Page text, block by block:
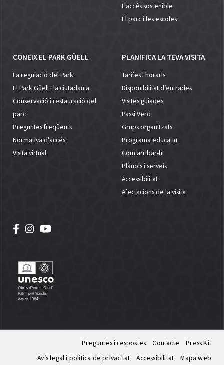
L'accés sostenible
El parc i les escoles
CONEIX EL PARK GÜELL
La regulació del Park
El Park Güell i la ciutadania
Conservació i restauració del
parc
Preguntes freqüents
Normativa d'accés
Visita virtual
PLANIFICA LA TEVA VISITA
Tarifes i horaris
Disponibilitat d’entrades
Visites guiades
Passi Verd
Grups organitzats
Programa educatiu
Com arribar-hi
Plànols i serveis
Accessibilitat
Afectacions de la visita
Preguntes i respostes Contacte
Press Kit
Avís legal i política de privacitat
Accessibilitat Mapa web